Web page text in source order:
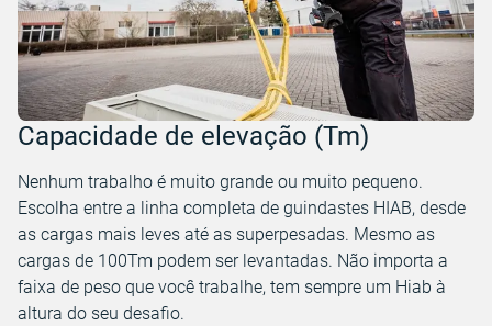
Capacidade de elevação (Tm)
Nenhum trabalho é muito grande ou muito pequeno.
Escolha entre a linha completa de guindastes HIAB, desde
as cargas mais leves até as superpesadas. Mesmo as
cargas de 100Tm podem ser levantadas. Não importa a
faixa de peso que você trabalhe, tem sempre um Hiab à
altura do seu desafio.